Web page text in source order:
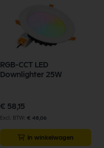
RGB-CCT LED
Downlighter 25W
€ 58,15
€ 48,06
In winkelwagen